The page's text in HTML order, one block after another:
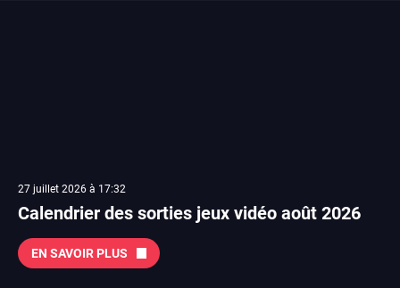
27 juillet 2026 à 17:32
Calendrier des sorties jeux vidéo août 2026
EN SAVOIR PLUS